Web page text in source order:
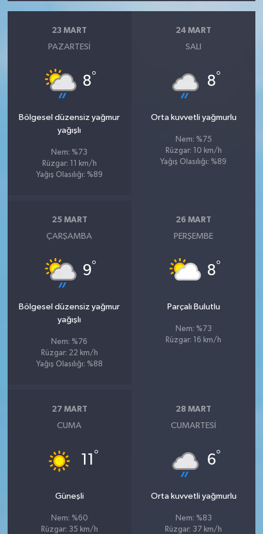
23 MART
PAZARTESI
8°
Bölgesel düzensiz yağmur
yağışlı
Nem: %73
Rüzgar: 11 km/h
Yağış Olasılığı: %89
24 MART
SALI
8°
Orta kuvvetli yağmurlu
Nem: %75
Rüzgar: 10 km/h
Yağış Olasılığı: %89
25 MART
ÇARŞAMBA
9°
Bölgesel düzensiz yağmur
yağışlı
Nem: %76
Rüzgar: 22 km/h
Yağış Olasılığı: %88
26 MART
PERŞEMBE
8°
Parçalı Bulutlu
Nem: %73
Rüzgar: 16 km/h
27 MART
CUMA
11 °
Güneşli
Nem: %60
Rüzgar: 35 km/h
28 MART
CUMARTESI
6°
Orta kuvvetli yağmurlu
Nem: %83
Rüzgar: 37 km/h